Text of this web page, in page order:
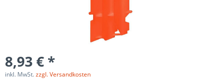
8,93 € *
inkl. MwSt.zzgl. Versandkosten